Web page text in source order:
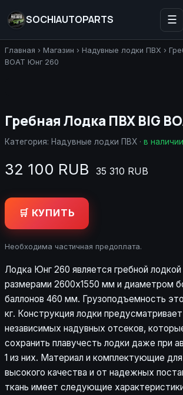
SOCHIAUTOPARTS ☰
Главная › Магазин › Надувные лодки ПВХ ›
BOAT Юнг 260
Гребная Лодка ПВХ BIG
Категория: Надувные лодки ПВХ · в наличии
32 100 RUB 35 310 RUB
🛒 КУПИТЬ
Необходима частичная предоплата.
Лодка Юнг 260 является гребной
размерами 2600х1550 мм и диаметром
баллонов 460 мм. Грузоподъемность
кг. Конструкция лодки
независимых надувных отсеков,
сохранить плавучесть лодки даже при
1 из них. Материал и комплектующие
высокого качества и от надежных
ткань имеет следующие